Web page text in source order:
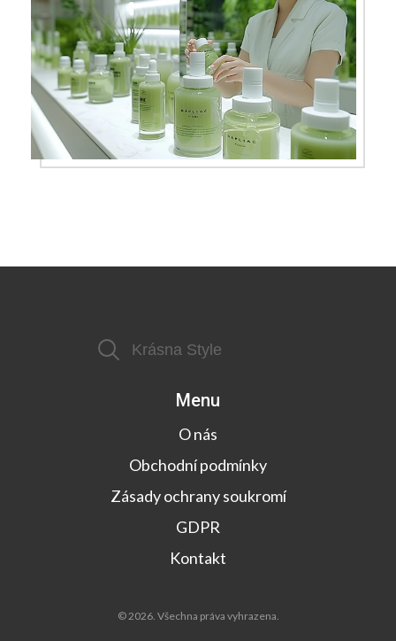
Menu
O nás
Obchodní podmínky
Zásady ochrany soukromí
GDPR
Kontakt
© 2026. Všechna práva vyhrazena.